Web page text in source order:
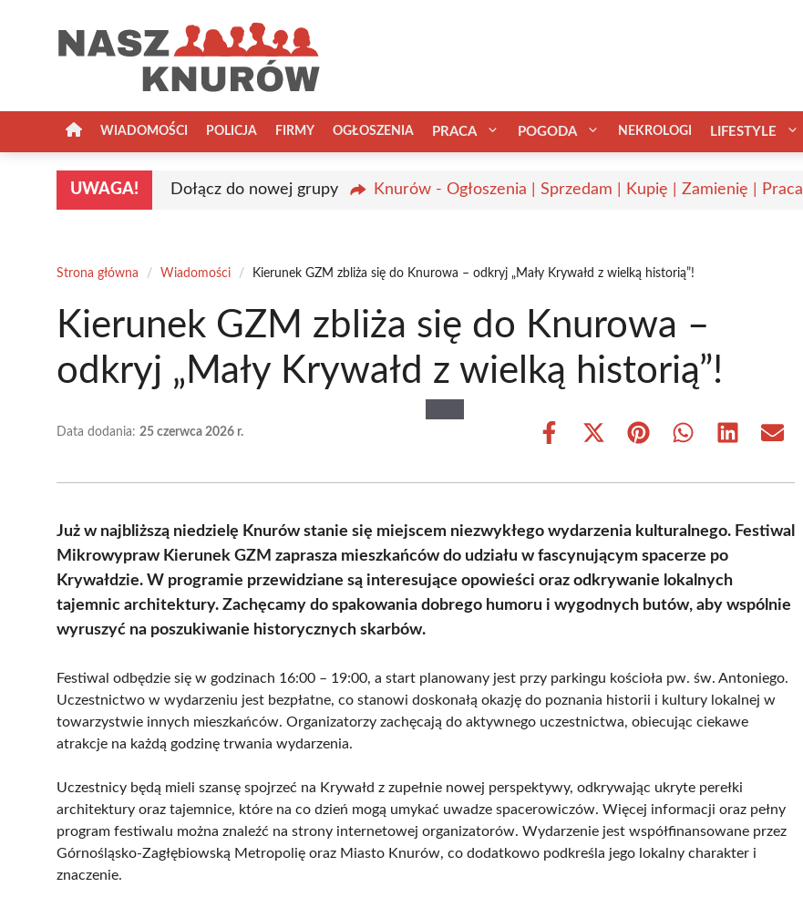
WIADOMOŚCI POLICJA FIRMY OGŁOSZENIA PRACA POGODA NEKROLOGI LIFESTYLE
UWAGA! Dołącz do nowej grupy Knurów - Ogłoszenia | Sprzedam | Kupię | Zamienię | Praca
Strona główna / Wiadomości / Kierunek GZM zbliża się do Knurowa – odkryj „Mały Krywałd z wielką historią”!
Kierunek GZM zbliża się do Knurowa –
odkryj „Mały Krywałd z wielką historią”!
Data dodania: 25 czerwca 2026 r.
Share
Share
(Twitter)
Share Share Share Share
Już w najbliższą niedzielę Knurów stanie się miejscem niezwykłego wydarzenia kulturalnego. Festiwal
Mikrowypraw Kierunek GZM zaprasza mieszkańców do udziału w fascynującym spacerze po
Krywałdzie. W programie przewidziane są interesujące opowieści oraz odkrywanie lokalnych
tajemnic architektury. Zachęcamy do spakowania dobrego humoru i wygodnych butów, aby wspólnie
wyruszyć na poszukiwanie historycznych skarbów.
Festiwal odbędzie się w godzinach 16:00 – 19:00, a start planowany jest przy parkingu kościoła pw. św. Antoniego.
Uczestnictwo w wydarzeniu jest bezpłatne, co stanowi doskonałą okazję do poznania historii i kultury lokalnej w
towarzystwie innych mieszkańców. Organizatorzy zachęcają do aktywnego uczestnictwa, obiecując ciekawe
atrakcje na każdą godzinę trwania wydarzenia.
Uczestnicy będą mieli szansę spojrzeć na Krywałd z zupełnie nowej perspektywy, odkrywając ukryte perełki
architektury oraz tajemnice, które na co dzień mogą umykać uwadze spacerowiczów. Więcej informacji oraz pełny
program festiwalu można znaleźć na strony internetowej organizatorów. Wydarzenie jest współfinansowane przez
Górnośląsko-Zagłębiowską Metropolię oraz Miasto Knurów, co dodatkowo podkreśla jego lokalny charakter i
znaczenie.